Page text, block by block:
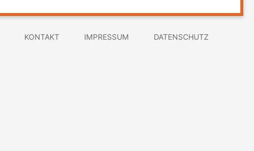
KONTAKT IMPRESSUM DATENSCHUTZ